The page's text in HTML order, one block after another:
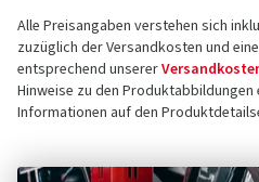
Alle Preisangaben verstehen sich
zuzüglich der Versandkosten und
entsprechend unserer
Hinweise zu den Produktabbildungen
Informationen auf den